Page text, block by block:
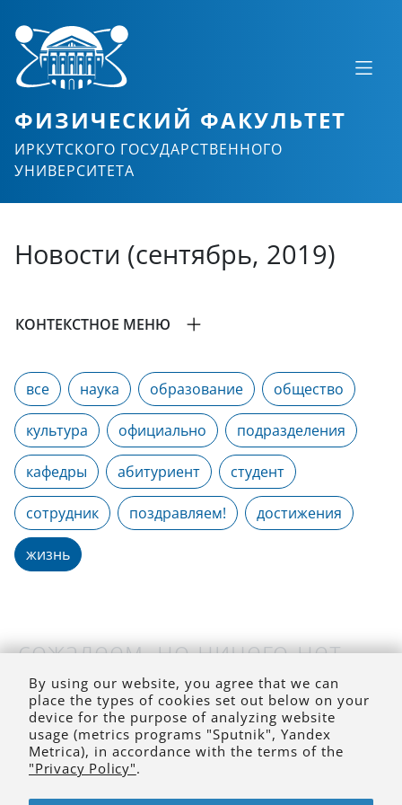
ФИЗИЧЕСКИЙ ФАКУЛЬТЕТ
ИРКУТСКОГО ГОСУДАРСТВЕННОГО
УНИВЕРСИТЕТА
Новости (сентябрь, 2019)
КОНТЕКСТНОЕ МЕНЮ
все наука образование общество
культура официально подразделения
кафедры абитуриент студент
сотрудник поздравляем! достижения
жизнь
сожалеем, но ничего нет
(на выбранное время)
By using our website, you agree that we can
place the types of cookies set out below on your
device for the purpose of analyzing website
usage (metrics programs "Sputnik", Yandex
Metrica), in accordance with the terms of the
"Privacy Policy".